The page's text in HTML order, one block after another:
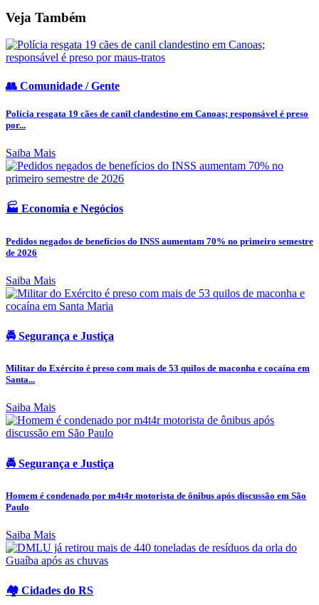
Veja Também
👥 Comunidade / Gente
Polícia resgata 19 cães de canil clandestino em Canoas; responsável é preso
por...
Saiba Mais
🏭 Economia e Negócios
Pedidos negados de benefícios do INSS aumentam 70% no primeiro semestre
de 2026
Saiba Mais
🚔 Segurança e Justiça
Militar do Exército é preso com mais de 53 quilos de maconha e cocaína em
Santa...
Saiba Mais
🚔 Segurança e Justiça
Homem é condenado por m4t4r motorista de ônibus após discussão em São
Paulo
Saiba Mais
🏘️ Cidades do RS